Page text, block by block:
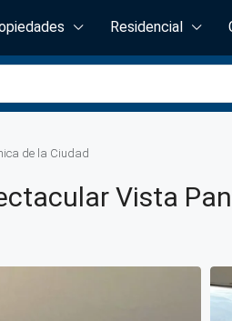
Residencial
de la Ciudad
Vista